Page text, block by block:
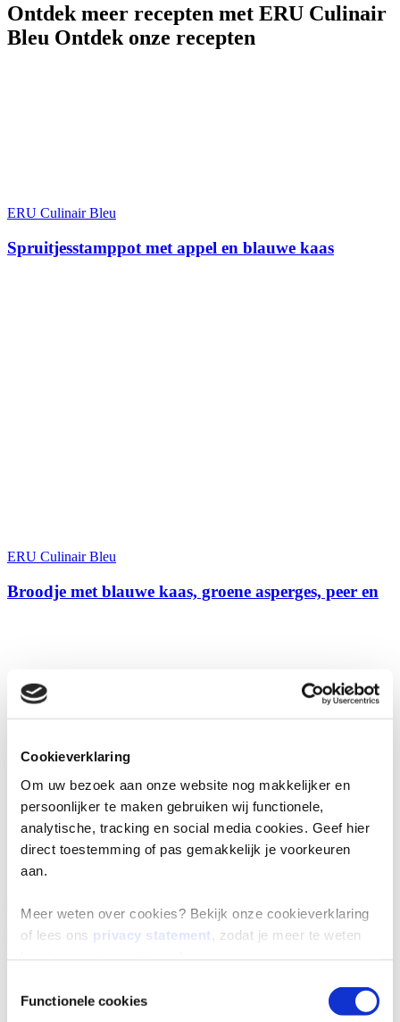
Cookieverklaring
Om uw bezoek aan onze website nog makkelijker en
persoonlijker te maken gebruiken wij functionele,
analytische, tracking en social media cookies. Geef hier
direct toestemming of pas gemakkelijk je voorkeuren
aan.
Meer weten over cookies? Bekijk onze cookieverklaring
of lees ons privacy statement , zodat je meer te weten
Functionele cookies
Ontdek meer recepten met ERU Culinair
Bleu Ontdek onze recepten
ERU Culinair Bleu
Spruitjesstamppot met appel en blauwe kaas
ERU Culinair Bleu
Broodje met blauwe kaas, groene asperges, peer en
Kaasfondue van roquefort, brie en geitenkaas